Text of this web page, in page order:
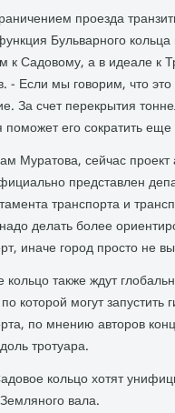
проезда
Бульварного
к Садовому, а в идеале к
- Если мы говорим, что
За счет перекрытия
поможет его сократить
Муратова, сейчас проект
представлен
транспорта и
делать более
иначе город просто не
кольцо также ждут
которой могут
по мнению авторов
тротуара.
кольцо хотят
вала.